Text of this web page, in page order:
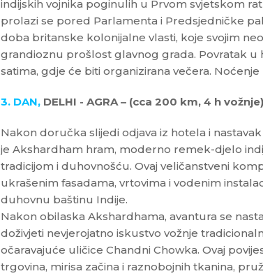
indijskih vojnika poginulih u Prvom svjetskom
prolazi se pored Parlamenta i Predsjedničke
doba britanske kolonijalne vlasti, koje svojim
grandioznu prošlost glavnog grada. Povratak
satima, gdje će biti organizirana večera.
3. DAN, DELHI - AGRA – (cca 200 km, 4 h vožnje)
Nakon doručka slijedi odjava iz hotela i
je Akshardham hram, moderno remek-djelo
tradicijom i duhovnošću. Ovaj veličanstveni
ukrašenim fasadama, vrtovima i vodenim
duhovnu baštinu Indije.
Nakon obilaska Akshardhama, avantura se
doživjeti nevjerojatno iskustvo vožnje
očaravajuće uličice Chandni Chowka. Ovaj
trgovina, mirisa začina i raznobojnih tkanina,